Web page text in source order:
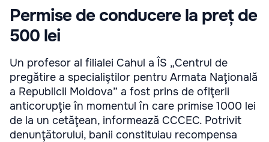
Permise de conducere la preț de
500 lei
Un profesor al filialei Cahul a ÎS „Centrul de
pregătire a specialiştilor pentru Armata Naţională
a Republicii Moldova” a fost prins de ofiţerii
anticorupţie în momentul în care primise 1000 lei
de la un cetăţean, informează CCCEC. Potrivit
denunţătorului, banii constituiau recompensa